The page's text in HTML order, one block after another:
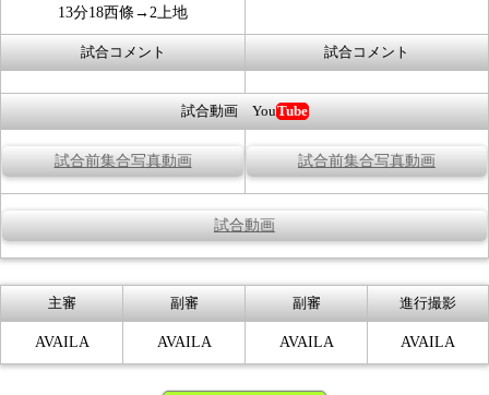
13分18西條→2上地
試合コメント 試合コメント
試合動画 YouTube
試合前集合写真動画 試合前集合写真動画
試合動画
主審 副審 副審 進行撮影
AVAILA AVAILA AVAILA AVAILA